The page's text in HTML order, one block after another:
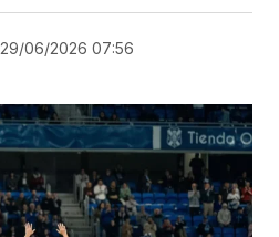
29/06/2026 07:56